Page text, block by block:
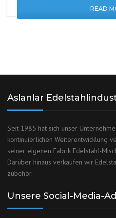
READ
Aslanlar
Seit 1985 hat sich unser
kontinuierlichen Weiterentwicklung
seiner eigenen Fabrik Edelstahl-
Darüber hinaus verkaufen wir
zubehör.
Unsere Social-Media-